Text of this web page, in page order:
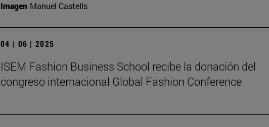
Imagen Manuel Castells
04 | 06 | 2025
ISEM Fashion Business School recibe la donación del
congreso internacional Global Fashion Conference